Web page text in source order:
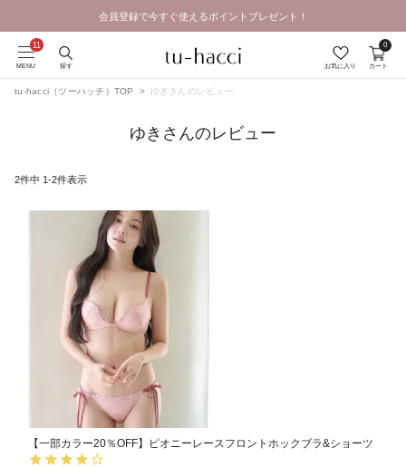
会員登録で今すぐ使えるポイントプレゼント！
MENU 探す お気に入り カート
0
tu-hacci（ツーハッチ）TOP ゆきさんのレビュー
ゆきさんのレビュー
2件中 1-2件表示
【一部カラー20％OFF】ピオニーレースフロントホックブラ&ショーツ